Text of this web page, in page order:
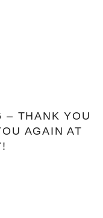
– THANK YOU
AGAIN AT